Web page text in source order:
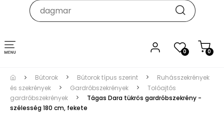
0 0
Toggle
navigation
Bútorok Bútorok típus szerint
Ruhásszekrények
és szekrények
Gardróbszekrények
Tolóajtós
gardróbszekrények
Tágas Dara tükrös gardróbszekrény -
szélesség 180 cm, fekete